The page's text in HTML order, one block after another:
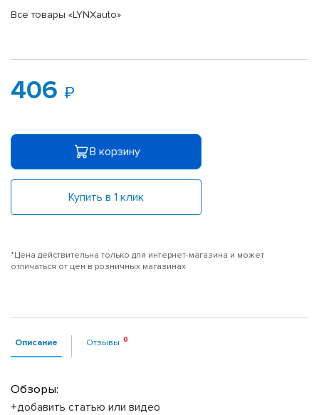
Все товары «LYNXauto»
406
В корзину
Купить в 1 клик
*Цена действительна только для интернет-магазина и может
отличаться от цен в розничных магазинах
Описание Отзывы
Обзоры:
+добавить статью или видео